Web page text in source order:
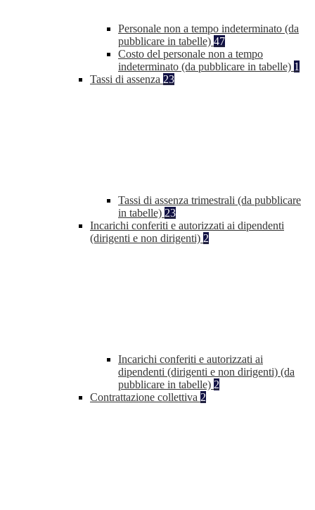
Personale non a tempo indeterminato (da
pubblicare in tabelle) 47
Costo del personale non a tempo
indeterminato (da pubblicare in tabelle) 1
Tassi di assenza 23
Tassi di assenza trimestrali (da pubblicare
in tabelle) 23
Incarichi conferiti e autorizzati ai dipendenti
(dirigenti e non dirigenti) 2
Incarichi conferiti e autorizzati ai
dipendenti (dirigenti e non dirigenti) (da
pubblicare in tabelle) 2
Contrattazione collettiva 2